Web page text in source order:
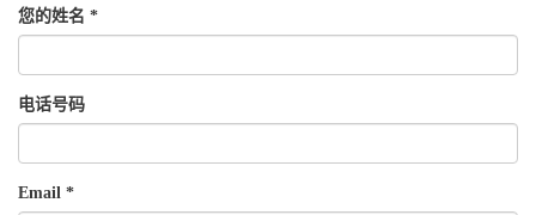
您的姓名
电话号码
Email